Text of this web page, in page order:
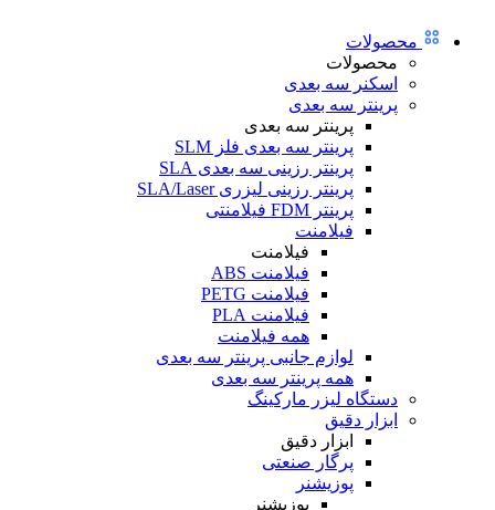
محصولات
محصولات
اسکنر سه بعدی
پرینتر سه بعدی
پرینتر سه بعدی
پرینتر سه بعدی فلز SLM
پرینتر رزینی سه بعدی SLA
پرینتر رزینی لیزری SLA/Laser
پرینتر FDM فیلامنتی
فیلامنت
فیلامنت
فیلامنت ABS
فیلامنت PETG
فیلامنت PLA
همه فیلامنت
لوازم جانبی پرینتر سه بعدی
همه پرینتر سه بعدی
دستگاه لیزر مارکینگ
ابزار دقیق
ابزار دقیق
پرگار صنعتی
پوزیشنر
پوزیشنر